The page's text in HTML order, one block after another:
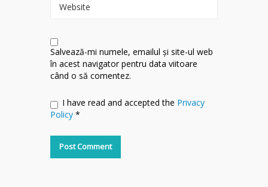
Website
Salvează-mi numele, emailul și site-ul web
în acest navigator pentru data viitoare
când o să comentez.
I have read and accepted the Privacy
Policy *